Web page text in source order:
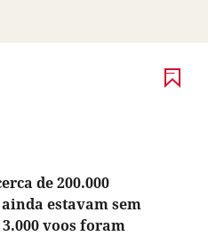
de 200.000
estavam sem
voos foram